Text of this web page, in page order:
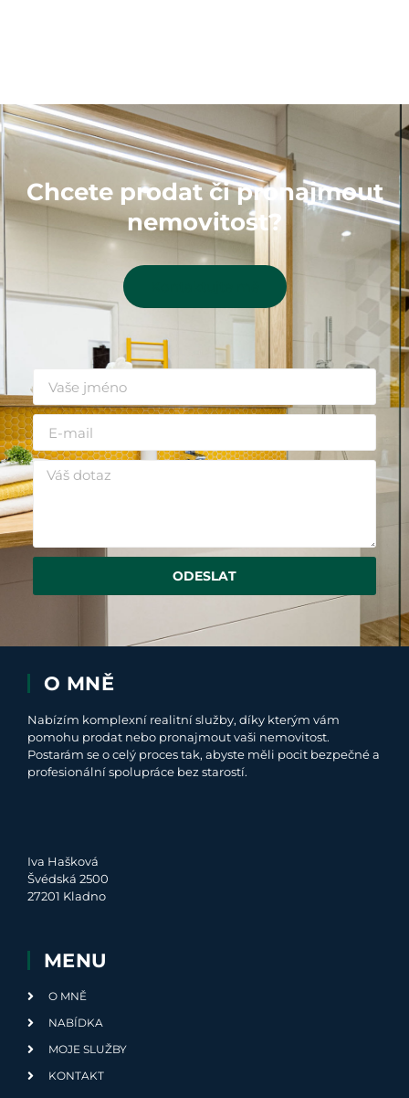
Chcete prodat či pronajmout
nemovitost?
ODESLAT
O MNĚ
Nabízím komplexní realitní služby, díky kterým vám
pomohu prodat nebo pronajmout vaši nemovitost.
Postarám se o celý proces tak, abyste měli pocit bezpečné a
profesionální spolupráce bez starostí.
Iva Hašková
Švédská 2500
27201 Kladno
MENU
O MNĚ
NABÍDKA
MOJE SLUŽBY
KONTAKT